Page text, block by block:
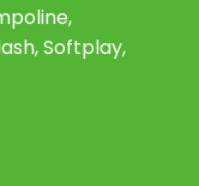
Softplay,